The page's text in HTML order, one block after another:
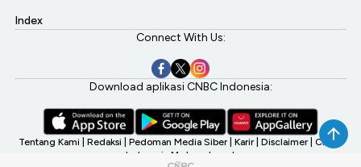
Index
Connect With Us:
Download aplikasi CNBC Indonesia:
Tentang Kami Redaksi Pedoman Media Siber Karir Disclaimer CNBC
Indonesia My Investment